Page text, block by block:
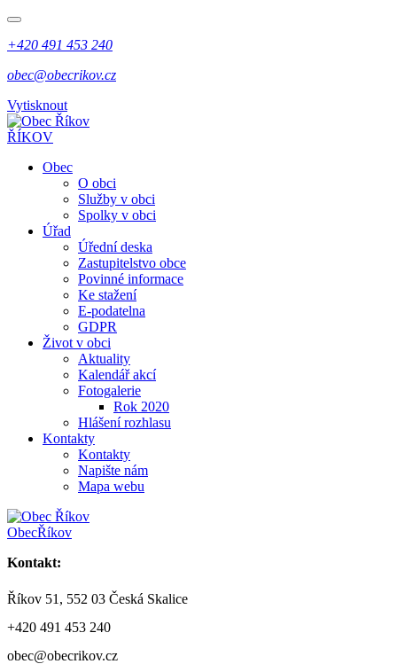
+420 491 453 240
obec@obecrikov.cz
Vytisknout
ŘÍKOV
Obec
O obci
Služby v obci
Spolky v obci
Úřad
Úřední deska
Zastupitelstvo obce
Povinné informace
Ke stažení
E-podatelna
GDPR
Život v obci
Aktuality
Kalendář akcí
Fotogalerie
Rok 2020
Hlášení rozhlasu
Kontakty
Kontakty
Napište nám
Mapa webu
ObecŘíkov
Kontakt:
Říkov 51, 552 03 Česká Skalice
+420 491 453 240
obec@obecrikov.cz